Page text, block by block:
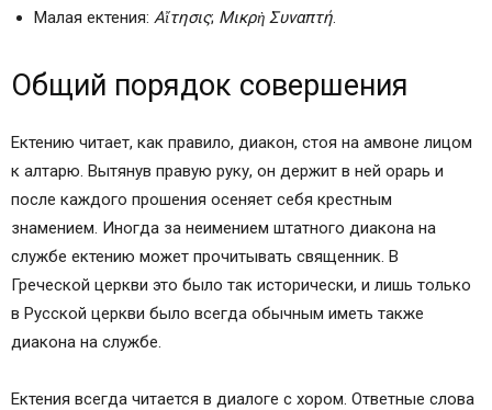
Малая ектения: Αἴτησις; Μικρὴ Συναπτή.
Общий порядок совершения
Ектению читает, как правило, диакон, стоя на амвоне лицом
к алтарю. Вытянув правую руку, он держит в ней орарь и
после каждого прошения осеняет себя крестным
знамением. Иногда за неимением штатного диакона на
службе ектению может прочитывать священник. В
Греческой церкви это было так исторически, и лишь только
в Русской церкви было всегда обычным иметь также
диакона на службе.
Ектения всегда читается в диалоге с хором. Ответные слова